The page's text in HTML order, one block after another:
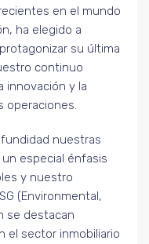
en el mundo
ha elegido a
su última
continuo
innovación y la
operaciones.
nuestras
especial énfasis
y nuestro
(Environmental,
se destacan
el sector inmobiliario